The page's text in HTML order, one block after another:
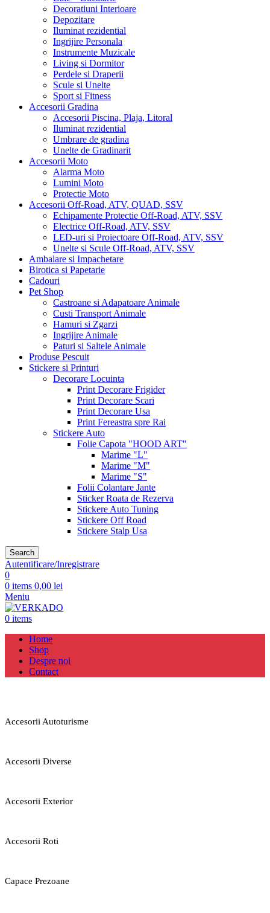
Decoratiuni Interioare
Depozitare
Iluminat rezidential
Ingrijire Personala
Instrumente Muzicale
Living si Dormitor
Perdele si Draperii
Scule si Unelte
Sport si Fitness
Accesorii Gradina
Accesorii Piscina, Plaja, Litoral
Iluminat rezidential
Umbrare de gradina
Unelte de Gradinarit
Accesorii Moto
Alarma Moto
Lumini Moto
Protectie Moto
Accesorii Off-Road, ATV, QUAD, SSV
Echipamente Protectie Off-Road, ATV, SSV
Electrice Off-Road, ATV, SSV
LED-uri si Proiectoare Off-Road, ATV, SSV
Unelte si Scule Off-Road, ATV, SSV
Ambalare si Impachetare
Birotica si Papetarie
Cadouri
Pet Shop
Castroane si Adapatoare Animale
Custi Transport Animale
Hamuri si Zgarzi
Ingrijire Animale
Paturi si Saltele Animale
Produse Pescuit
Stickere si Printuri
Decorare Locuinta
Print Decorare Frigider
Print Decorare Scari
Print Decorare Usa
Print Fereastra spre Rai
Stickere Auto
Folie Capota "HOOD ART"
Marime "L"
Marime "M"
Marime "S"
Folii Colantare Jante
Sticker Roata de Rezerva
Stickere Auto Tuning
Stickere Off Road
Stickere Stalp Usa
Search
Autentificare/Inregistrare
0
0 items 0,00 lei
Meniu
0 items
Home
Shop
Despre noi
Contact
Accesorii Autoturisme
Accesorii Diverse
Accesorii Exterior
Accesorii Roti
Capace Prezoane